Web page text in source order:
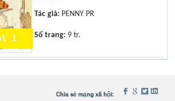
1
Tác giả: PENNY PR
Số trang: 9 tr.